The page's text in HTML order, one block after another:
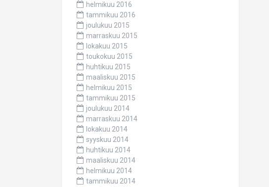
helmikuu 2016
tammikuu 2016
joulukuu 2015
marraskuu 2015
lokakuu 2015
toukokuu 2015
huhtikuu 2015
maaliskuu 2015
helmikuu 2015
tammikuu 2015
joulukuu 2014
marraskuu 2014
lokakuu 2014
syyskuu 2014
huhtikuu 2014
maaliskuu 2014
helmikuu 2014
tammikuu 2014